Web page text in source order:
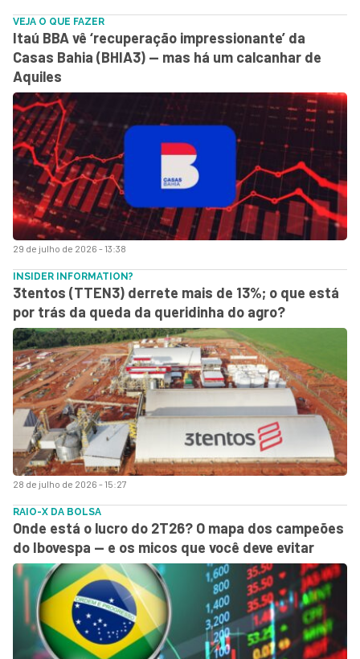
29 de julho de 2026 - 13:38
VEJA O QUE FAZER
Itaú BBA vê ‘recuperação impressionante’ da
Casas Bahia (BHIA3) — mas há um calcanhar de
Aquiles
28 de julho de 2026 - 15:27
INSIDER INFORMATION?
3tentos (TTEN3) derrete mais de 13%; o que está
por trás da queda da queridinha do agro?
RAIO-X DA BOLSA
Onde está o lucro do 2T26? O mapa dos campeões
do Ibovespa — e os micos que você deve evitar